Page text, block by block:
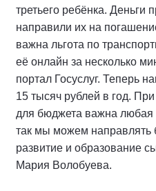
третьего ребёнка.
направили их на
важна льгота по
её онлайн за несколько
портал Госуслуг. Теперь
15 тысяч рублей в год.
для бюджета важна любая
так мы можем направлять
развитие и образование
Мария Волобуева.